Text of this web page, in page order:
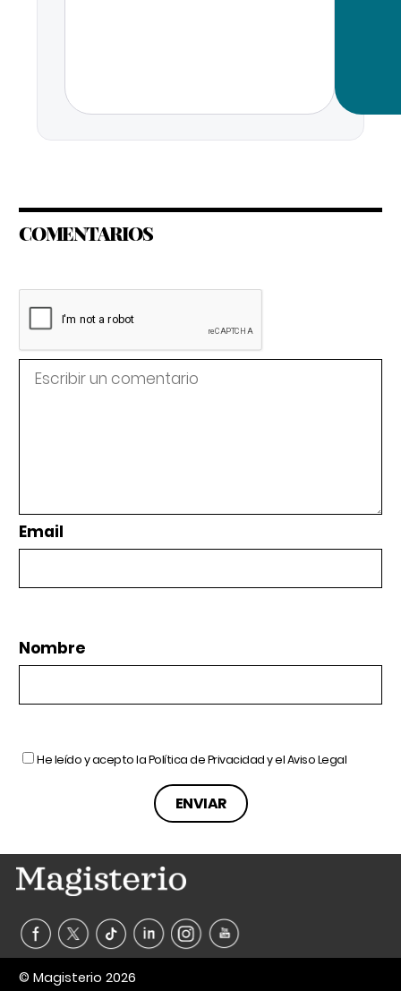
COMENTARIOS
Email
Nombre
He leído y acepto laPolítica de Privacidady elAviso Legal
© Magisterio 2026